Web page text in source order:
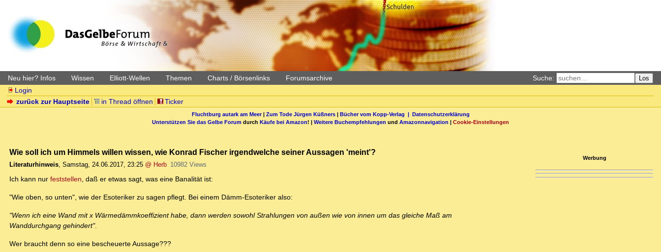
Neu hier? Infos Wissen Elliott-Wellen Themen Charts / Börsenlinks Forumsarchive Suche: Los
Login
zurück zur Hauptseite
in Thread öffnen Ticker
Fluchtburg autark am Meer| Zum Tode Jürgen Küßners| Bücher vom Kopp-Verlag | Datenschutzerklärung
Unterstützen Sie das Gelbe Forum durch Käufe bei Amazon! | Weitere Buchempfehlungen und Amazonnavigation | Cookie-Einstellungen
Wie soll ich um Himmels willen wissen, wie Konrad Fischer irgendwelche seiner Aussagen 'meint'?
Literaturhinweis, Samstag, 24.06.2017, 23:25 @ Herb 10982 Views
Ich kann nur feststellen, daß er etwas sagt, was eine Banalität ist:
"Wie oben, so unten", wie der Esoteriker zu sagen pflegt. Bei einem Dämm-Esoteriker also:
"Wenn ich eine Wand mit x Wärmedämmkoeffizient habe, dann werden sowohl Strahlungen von außen wie von innen um das gleiche Maß am
Wanddurchgang gehindert".
Wer braucht denn so eine bescheuerte Aussage???
Werbung